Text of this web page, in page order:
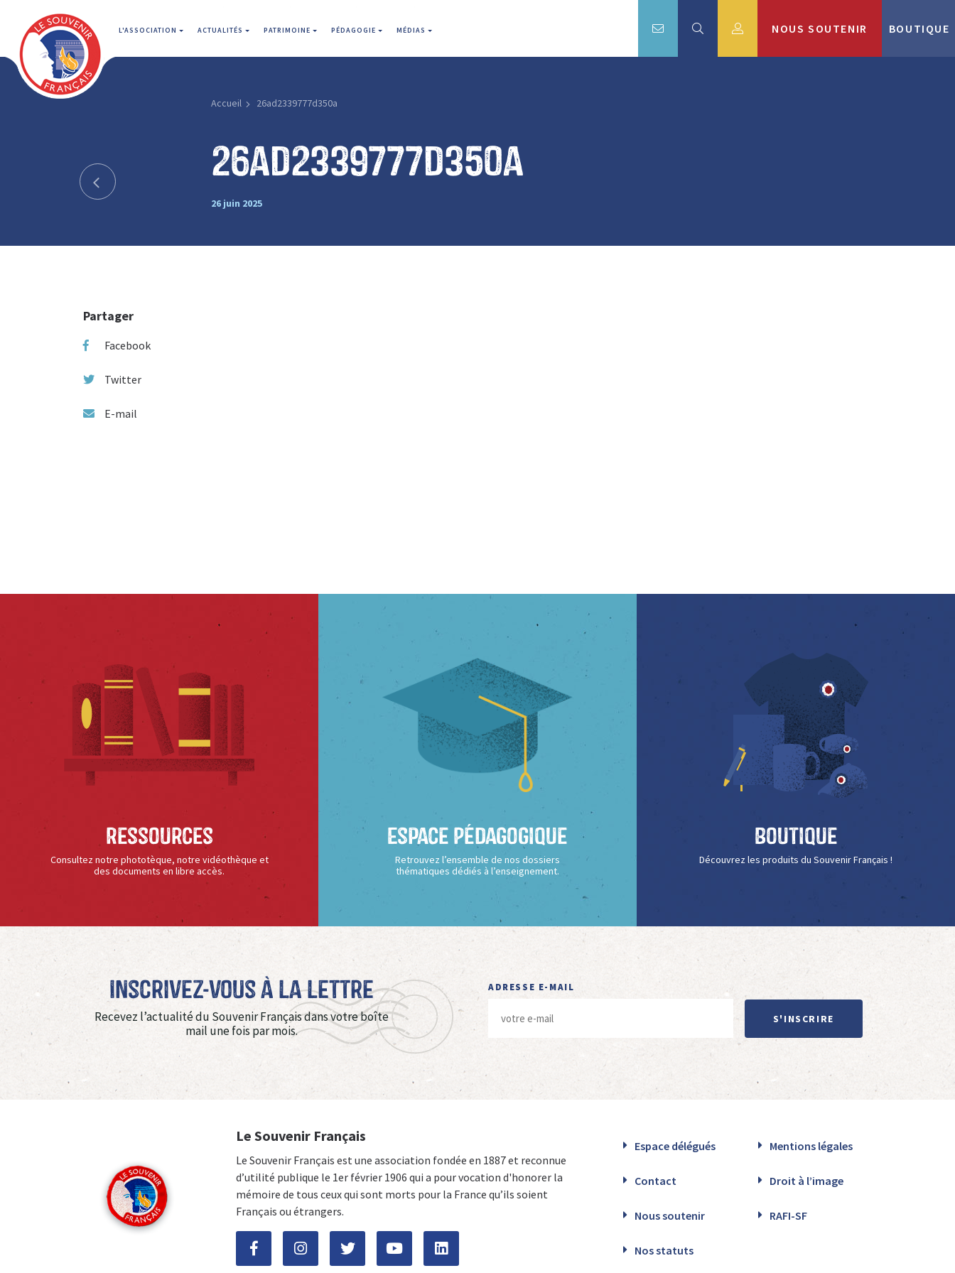
L'ASSOCIATION ACTUALITÉS PATRIMOINE PÉDAGOGIE MÉDIAS NOUS SOUTENIR BOUTIQUE
Accueil 26ad2339777d350a
26ad2339777d350a
26 juin 2025
Partager
Facebook
Twitter
E-mail
Ressources
Consultez notre phototèque, notre vidéothèque et
des documents en libre accès.
Espace Pédagogique
Retrouvez l’ensemble de nos dossiers
thématiques dédiés à l’enseignement.
Boutique
Découvrez les produits du Souvenir Français !
Inscrivez-vous à La Lettre
Recevez l’actualité du Souvenir Français dans votre boîte
mail une fois par mois.
ADRESSE E-MAIL
S'INSCRIRE
Le Souvenir Français
Le Souvenir Français est une association fondée en 1887 et reconnue
d’utilité publique le 1er février 1906 qui a pour vocation d'honorer la
mémoire de tous ceux qui sont morts pour la France qu’ils soient
Français ou étrangers.
Espace délégués Mentions légales
Contact Droit à l’image
Nous soutenir RAFI-SF
Nos statuts